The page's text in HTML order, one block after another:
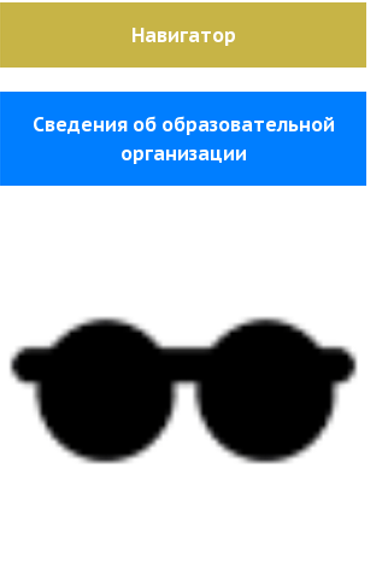
Навигатор
Сведения об образовательной
организации